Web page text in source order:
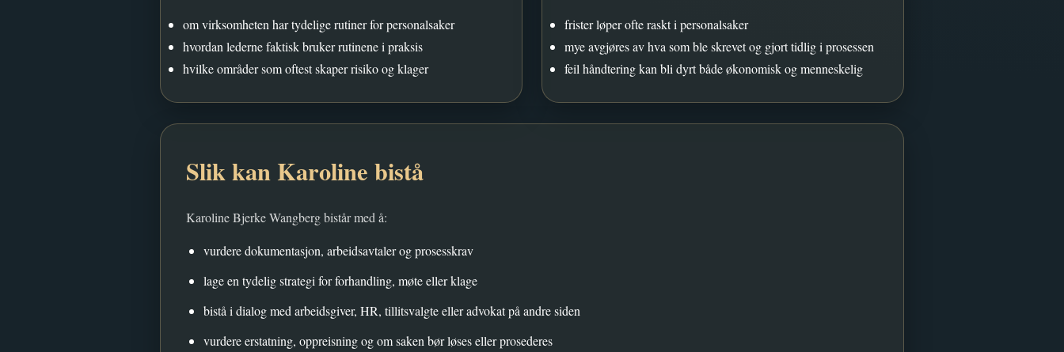
om virksomheten har tydelige rutiner for personalsaker
hvordan lederne faktisk bruker rutinene i praksis
hvilke områder som oftest skaper risiko og klager
frister løper ofte raskt i personalsaker
mye avgjøres av hva som ble skrevet og gjort tidlig i prosessen
feil håndtering kan bli dyrt både økonomisk og menneskelig
Slik kan Karoline bistå
Karoline Bjerke Wangberg bistår med å:
vurdere dokumentasjon, arbeidsavtaler og prosesskrav
lage en tydelig strategi for forhandling, møte eller klage
bistå i dialog med arbeidsgiver, HR, tillitsvalgte eller advokat på andre siden
vurdere erstatning, oppreisning og om saken bør løses eller prosederes